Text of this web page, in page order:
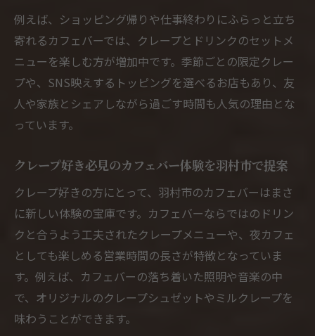
る方法
カフェバーで味わう羽村市流スイーツの選
び方
カフェバーで楽しむ写真映えクレープ特集
体験
映えるクレープが楽しめるカフェバーの魅
力を解説
カフェバー厳選・写真で選ぶ羽村市のクレ
ープ体験
カフェバーで撮りたい話題のクレープをご
紹介
クレープ好きなら羽村市のカフェバーへ注目
例えば、ショッピング帰りや仕事終わりにふらっと立ち
寄れるカフェバーでは、クレープとドリンクのセットメ
ニューを楽しむ方が増加中です。季節ごとの限定クレー
プや、SNS映えするトッピングを選べるお店もあり、友
人や家族とシェアしながら過ごす時間も人気の理由とな
っています。
クレープ好き必見のカフェバー体験を羽村市で提案
クレープ好きの方にとって、羽村市のカフェバーはまさ
に新しい体験の宝庫です。カフェバーならではのドリン
クと合うよう工夫されたクレープメニューや、夜カフェ
としても楽しめる営業時間の長さが特徴となっていま
す。例えば、カフェバーの落ち着いた照明や音楽の中
で、オリジナルのクレープシュゼットやミルクレープを
味わうことができます。